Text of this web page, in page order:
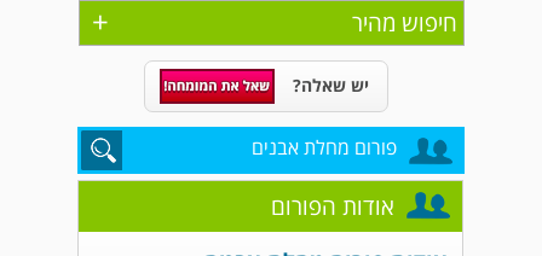
+ חיפוש מהיר
יש שאלה?
פורום מחלת אבנים
אודות הפורום